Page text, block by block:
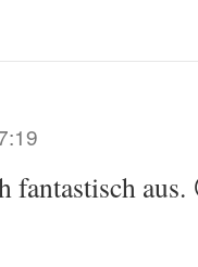
fantastisch aus.